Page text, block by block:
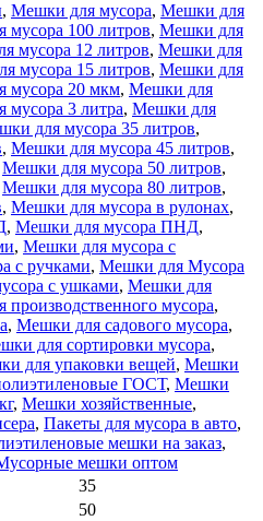
, Мешки для мусора, Мешки для
100 литров, Мешки для
мусора 12 литров, Мешки для
мусора 15 литров, Мешки для
мусора 20 мкм, Мешки для
3 литра, Мешки для
для мусора 35 литров,
, Мешки для мусора 45 литров,
Мешки для мусора 50 литров,
Мешки для мусора 80 литров,
, Мешки для мусора в рулонах,
, Мешки для мусора ПНД,
, Мешки для мусора с
с ручками, Мешки для Мусора
с ушками, Мешки для
мусора,
, Мешки для садового мусора,
для сортировки мусора,
для упаковки вещей, Мешки
ГОСТ, Мешки
, Мешки хозяйственные,
, Пакеты для мусора в авто,
мешки на заказ,
мешки оптом
35
50